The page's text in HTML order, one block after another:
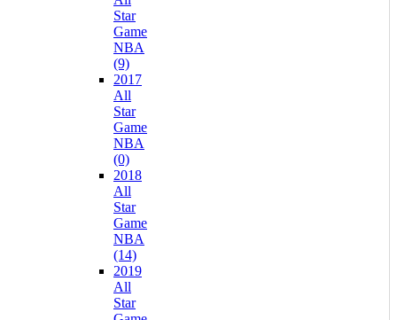
Star
Game
NBA
(9)
2017
All
Star
Game
NBA
(0)
2018
All
Star
Game
NBA
(14)
2019
All
Star